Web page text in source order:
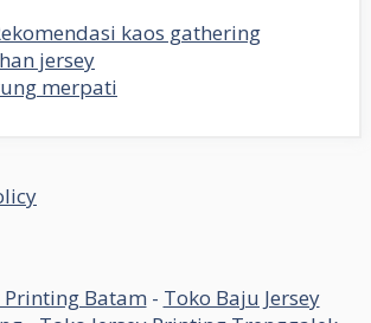
kaos gathering
jersey
merpati
Printing Batam - Toko Baju Jersey